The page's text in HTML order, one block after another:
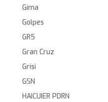
Gima
Golpes
GR5
Gran Cruz
Grisi
GSN
HAICUIER PDRN